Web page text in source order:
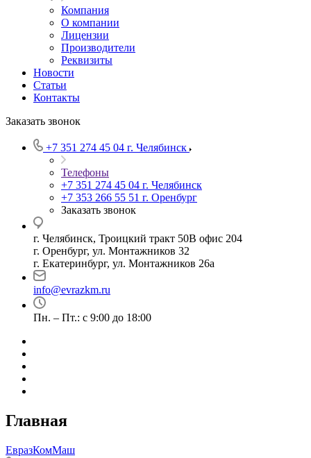
Компания
О компании
Лицензии
Производители
Реквизиты
Новости
Статьи
Контакты
Заказать звонок
+7 351 274 45 04 г. Челябинск
Телефоны
+7 351 274 45 04 г. Челябинск
+7 353 266 55 51 г. Оренбург
Заказать звонок
г. Челябинск, Троицкий тракт 50В офис 204
г. Оренбург, ул. Монтажников 32
г. Екатеринбург, ул. Монтажников 26а
info@evrazkm.ru
Пн. – Пт.: с 9:00 до 18:00
Главная
ЕвразКомМаш